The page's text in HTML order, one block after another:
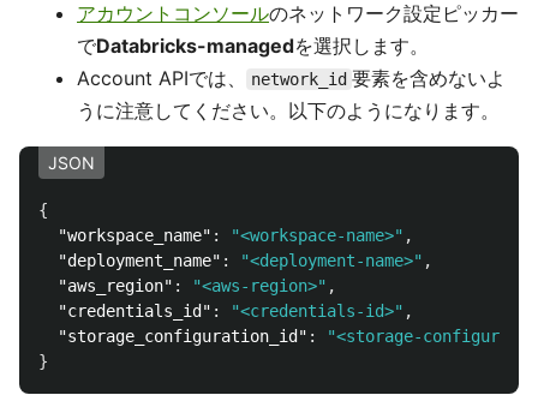
アカウントコンソールのネットワーク設定ピッカー
でDatabricks-managedを選択します。
Account APIでは、
network_id 要素を含めないよ
うに注意してください。以下のようになります。
JSON
{
"workspace_name" : "<workspace-name>" ,
"deployment_name" : "<deployment-name>" ,
"aws_region" : "<aws-region>" ,
"credentials_id" : "<credentials-id>" ,
"storage_configuration_id" :
"<storage-
}